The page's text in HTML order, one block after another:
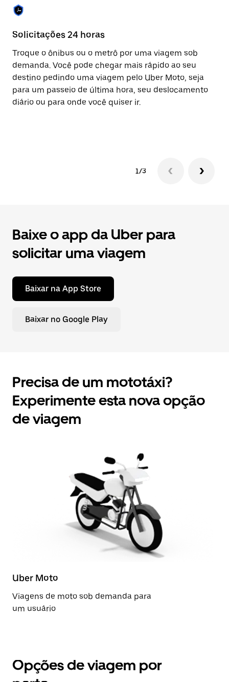
Solicitações 24 horas
Troque o ônibus ou o metrô por uma viagem sob
demanda. Você pode chegar mais rápido ao seu
destino pedindo uma viagem pelo Uber Moto, seja
para um passeio de última hora, seu deslocamento
diário ou para onde você quiser ir.
1/3
Baixe o app da Uber para
solicitar uma viagem
Baixar na App Store
Baixar no Google Play
Precisa de um mototáxi?
Experimente esta nova opção
de viagem
Uber Moto
Viagens de moto sob demanda para
um usuário
Opções de viagem por